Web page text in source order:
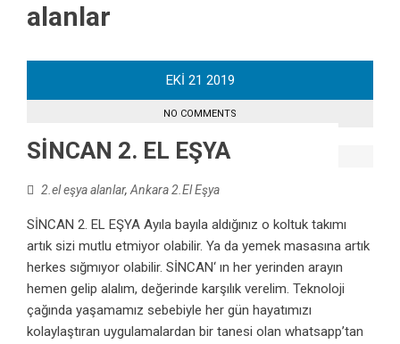
alanlar
EKI 21 2019
NO COMMENTS
SİNCAN 2. EL EŞYA
2.el eşya alanlar, Ankara 2.El Eşya
SİNCAN 2. EL EŞYA Ayıla bayıla aldığınız o koltuk takımı
artık sizi mutlu etmiyor olabilir. Ya da yemek masasına artık
herkes sığmıyor olabilir. SİNCAN‘ ın her yerinden arayın
hemen gelip alalım, değerinde karşılık verelim. Teknoloji
çağında yaşamamız sebebiyle her gün hayatımızı
kolaylaştıran uygulamalardan bir tanesi olan whatsapp’tan